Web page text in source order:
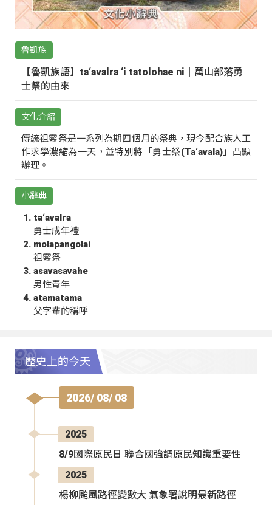
魯凱族
【魯凱族語】ta‘avalra ‘i tatolohae ni｜萬山部落勇
士祭的由來
文化介紹
傳統祖靈祭是一系列為期四個月的祭典，現今配合族人工
作求學濃縮為一天，並特別將「勇士祭(Ta‘avala)」凸顯
辦理。
小辭典
ta‘avalra
勇士成年禮
molapangolai
祖靈祭
asavasavahe
男性青年
atamatama
父字輩的稱呼
歷史上的今天
2026/ 08/ 08
2025
8/9國際原民日 聯合國強調原民知識重要性
2025
楊柳颱風路徑變數大 氣象署說明最新路徑